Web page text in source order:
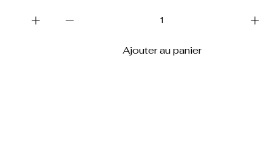
Ajouter au panier